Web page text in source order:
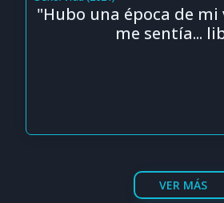
"Hubo una época de mi
me sentía...
VER MÁS